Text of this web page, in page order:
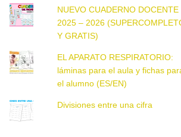
NUEVO CUADERNO DOCENTE
2025 – 2026
Y GRATIS)
EL APARATO RESPIRATORIO:
láminas para el aula y fichas
el alumno (ES/EN)
Divisiones entre una cifra